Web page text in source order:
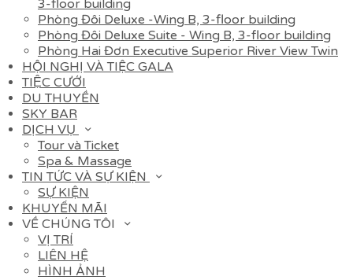
3-floor building
Phòng Đôi Deluxe -Wing B, 3-floor building
Phòng Đôi Deluxe Suite - Wing B, 3-floor building
Phòng Hai Đơn Executive Superior River View Twin
HỘI NGHỊ VÀ TIỆC GALA
TIỆC CƯỚI
DU THUYỀN
SKY BAR
DỊCH VỤ
Tour và Ticket
Spa & Massage
TIN TỨC VÀ SỰ KIỆN
SỰ KIỆN
KHUYẾN MÃI
VỀ CHÚNG TÔI
VỊ TRÍ
LIÊN HỆ
HÌNH ẢNH